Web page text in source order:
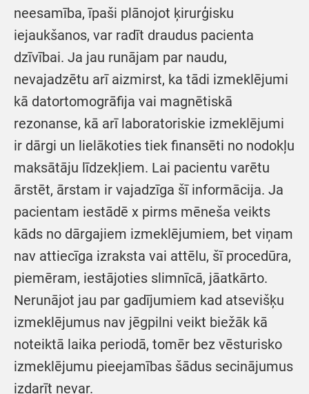
neesamība, īpaši plānojot ķirurģisku
iejaukšanos, var radīt draudus pacienta
dzīvībai. Ja jau runājam par naudu,
nevajadzētu arī aizmirst, ka tādi izmeklējumi
kā datortomogrāfija vai magnētiskā
rezonanse, kā arī laboratoriskie izmeklējumi
ir dārgi un lielākoties tiek finansēti no nodokļu
maksātāju līdzekļiem. Lai pacientu varētu
ārstēt, ārstam ir vajadzīga šī informācija. Ja
pacientam iestādē x pirms mēneša veikts
kāds no dārgajiem izmeklējumiem, bet viņam
nav attiecīga izraksta vai attēlu, šī procedūra,
piemēram, iestājoties slimnīcā, jāatkārto.
Nerunājot jau par gadījumiem kad atsevišķu
izmeklējumus nav jēgpilni veikt biežāk kā
noteiktā laika periodā, tomēr bez vēsturisko
izmeklējumu pieejamības šādus secinājumus
izdarīt nevar.